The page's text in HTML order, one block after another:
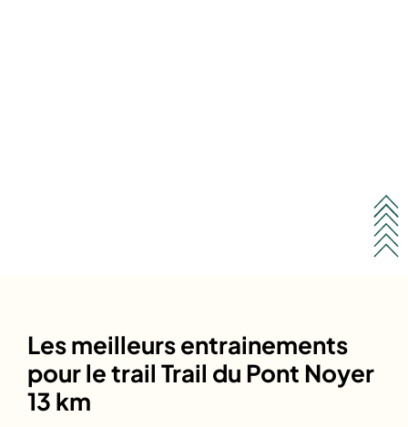
Les meilleurs entrainements
pour le trail Trail du Pont Noyer
13 km